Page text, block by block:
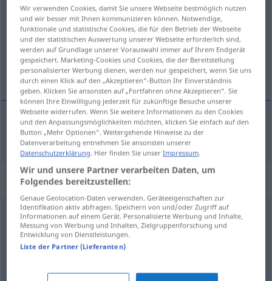
frech
Übersicht aller Übersetzungen
(Für mehr Details die Übersetzung anklicken/antippen)
dŕzen, predŕzen
dŕzen,predŕzen frech
Synonyme für "frech"
dreist,glatt
ungezwungen,keck,zwanglos
Wir verwenden Cookies, damit Sie unsere Webseite bestmöglich nutzen
und wir besser mit Ihnen kommunizieren können. Notwendige,
funktionale und statistische Cookies, die für den Betrieb der Webseite
und der statistischen Auswertung unserer Webseite erforderlich sind,
werden auf Grundlage unserer Vorauswahl immer auf Ihrem Endgerät
gespeichert. Marketing-Cookies und Cookies, die der Bereitstellung
personalisierter Werbung dienen, werden nur gespeichert, wenn Sie uns
durch einen Klick auf den „Akzeptieren“-Button Ihr Einverständnis
geben. Klicken Sie ansonsten auf „Fortfahren ohne Akzeptieren“. Sie
können Ihre Einwilligung jederzeit für zukünftige Besuche unserer
Webseite widerrufen. Wenn Sie weitere Informationen zu den Cookies
und den Anpassungsmöglichkeiten möchten, klicken Sie einfach auf den
Button „Mehr Optionen“. Weitergehende Hinweise zu der
Datenverarbeitung entnehmen Sie ansonsten unserer
Datenschutzerklärung. Hier finden Sie unserImpressum.
Wir und unsere Partner verarbeiten Daten, um
Folgendes bereitzustellen:
Genaue Geolocation-Daten verwenden. Geräteeigenschaften zur
Identifikation aktiv abfragen. Speichern von und/oder Zugriff auf
Informationen auf einem Gerät. Personalisierte Werbung und Inhalte,
Messung von Werbung und Inhalten, Zielgruppenforschung und
Entwicklung von Dienstleistungen.
Liste der Partner (Lieferanten)